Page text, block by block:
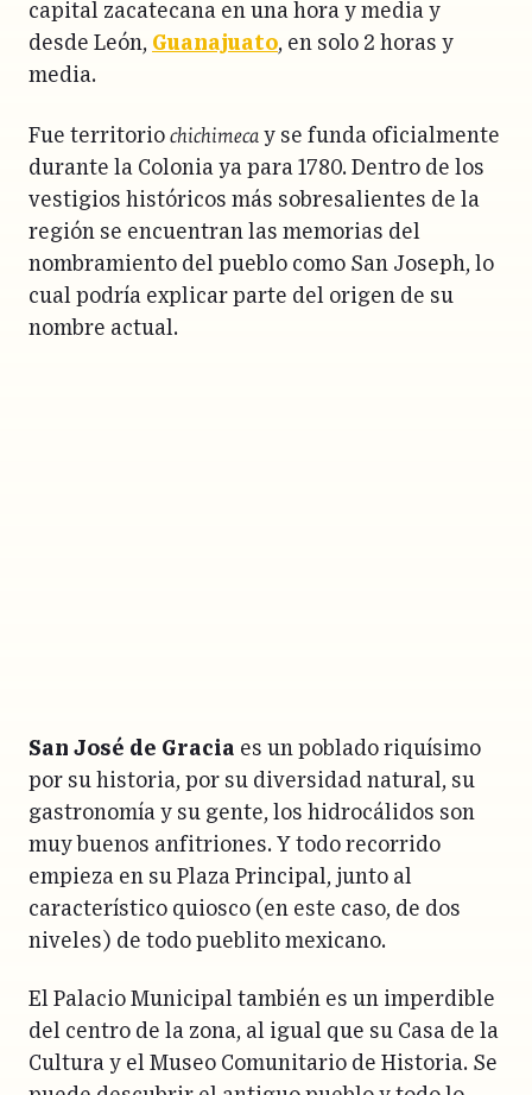
capital zacatecana en una hora y media y
desde León, Guanajuato, en solo 2 horas y
media.
Fue territorio chichimeca y se funda oficialmente
durante la Colonia ya para 1780. Dentro de los
vestigios históricos más sobresalientes de la
región se encuentran las memorias del
nombramiento del pueblo como San Joseph, lo
cual podría explicar parte del origen de su
nombre actual.
San José de Gracia es un poblado riquísimo
por su historia, por su diversidad natural, su
gastronomía y su gente, los hidrocálidos son
muy buenos anfitriones. Y todo recorrido
empieza en su Plaza Principal, junto al
característico quiosco (en este caso, de dos
niveles) de todo pueblito mexicano.
El Palacio Municipal también es un imperdible
del centro de la zona, al igual que su Casa de la
Cultura y el Museo Comunitario de Historia. Se